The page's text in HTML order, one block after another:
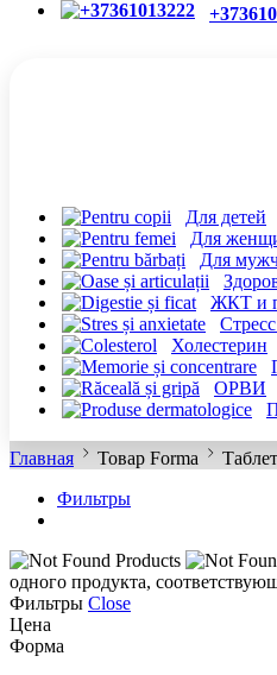
Для детей
Для
Для
ЖКТ и
Холестерин
ОРВИ
Главная Товар Forma
Фильтры
одного продукта,
Фильтры Close
Цена
Форма